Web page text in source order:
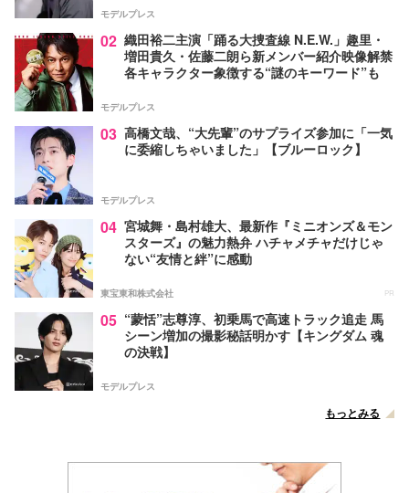
モデルプレス
02 織田裕二主演「踊る大捜査線 N.E.W.」趣里・
増田貴久・佐藤二朗ら新メンバー紹介映像解禁
各キャラクター象徴する“謎のキーワード”も
モデルプレス
03 高橋文哉、“大先輩”のサプライズ参加に「一気
に委縮しちゃいました」【ブルーロック】
モデルプレス
04 宮城舞・島村雄大、最新作『ミニオンズ＆モン
スターズ』の魅力熱弁 ハチャメチャだけじゃ
ない“友情と絆”に感動
東宝東和株式会社 PR
05 “蒙恬”志尊淳、初乗馬で高速トラック追走 馬
シーン増加の撮影秘話明かす【キングダム 魂
の決戦】
モデルプレス
もっとみる